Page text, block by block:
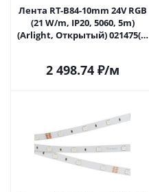
Лента RT-B84-10mm 24V RGB
(21 W/m, IP20, 5060, 5m)
(Arlight, Открытый) 021475(2)
2 498.74₽/м